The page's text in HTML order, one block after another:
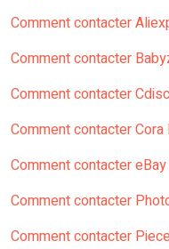
Comment contacter
Comment contacter
Comment contacter
Comment contacter
Comment contacter
Comment contacter
Comment contacter